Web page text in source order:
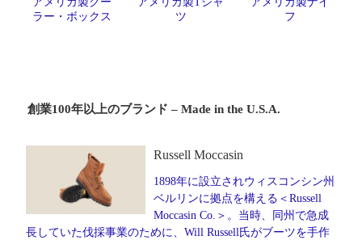
ラー・ボックス
ツ
フ
創業100年以上のブランド – Made in the U.S.A.
Russell Moccasin
1898年に設立されウィスコンシン州
ベルリンに拠点を構える＜Russell
Moccasin Co.＞。当時、同州で急成
長していた伐採事業のために、Will Russell氏がブーツを手作